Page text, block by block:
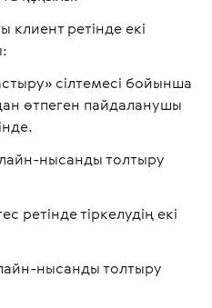
ретінде екі
сілтемесі бойынша
өтпеген пайдаланушы
нысанды толтыру
ретінде тіркелудің екі
нысанды толтыру